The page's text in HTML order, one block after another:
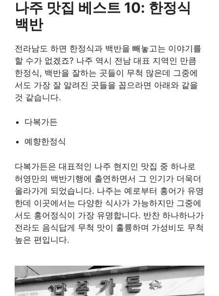
나주 맛집 베스트 10: 한정식
백반
전라남도 하면 한정식과 백반을 빼놓고는 이야기를
할 수가 없겠죠? 나주 역시 전남 대표 지역인 만큼
한정식, 백반을 잘하는 곳들이 무척 많은데 그중에
서도 가장 잘 알려진 곳들을 꼽으라면 아래와 같을
것 같습니다.
다복가든
예향한정식
다복가든은 대표적인 나주 현지인 맛집 중 하나로
허영만의 백반기행에 출연하면서 그 인기가 더욱더
올라가게 되었습니다. 나주는 예로부터 홍어가 유명
한데 이곳에서는 다양한 식사가 가능하지만 그중에
서도 홍어정식이 가장 유명합니다. 반찬 하나하나가
전라도 음식답게 무척 맛이 훌륭하며 가성비도 무척
높은 편입니다.